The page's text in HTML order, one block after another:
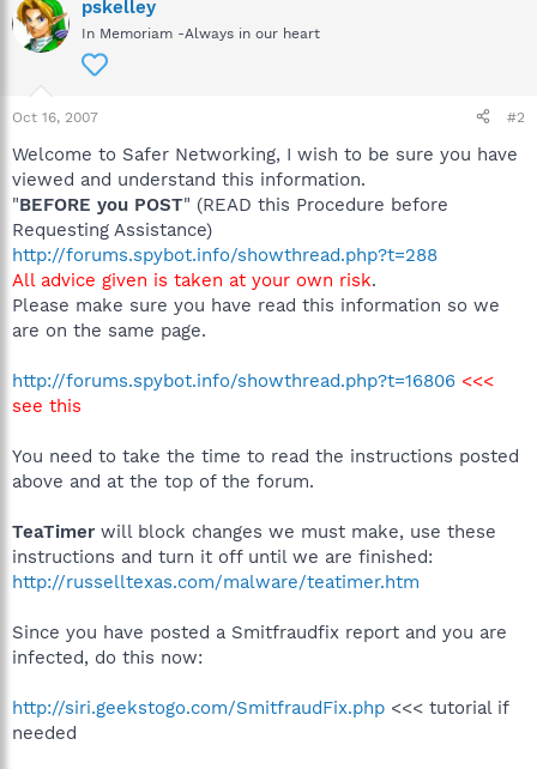
pskelley
In Memoriam -Always in our heart
Oct 16, 2007 #2
Welcome to Safer Networking, I wish to be sure you have
viewed and understand this information.
"BEFORE you POST" (READ this Procedure before
Requesting Assistance)
http://forums.spybot.info/showthread.php?t=288
All advice given is taken at your own risk.
Please make sure you have read this information so we
are on the same page.
http://forums.spybot.info/showthread.php?t=16806 <<<
see this
You need to take the time to read the instructions posted
above and at the top of the forum.
TeaTimer will block changes we must make, use these
instructions and turn it off until we are finished:
http://russelltexas.com/malware/teatimer.htm
Since you have posted a Smitfraudfix report and you are
infected, do this now:
http://siri.geekstogo.com/SmitfraudFix.php <<< tutorial if
needed